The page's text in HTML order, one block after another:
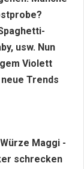
usw. Nun
Violett
Trends
Maggi -
schrecken